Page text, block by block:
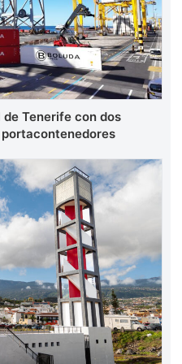
Tenerife con dos